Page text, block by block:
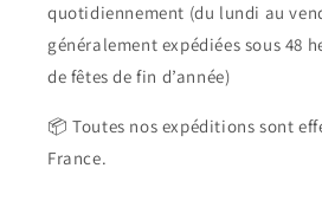
quotidiennement (du lundi au
généralement expédiées sous 48
de fêtes de fin d’année)
📦 Toutes nos expéditions sont
France.